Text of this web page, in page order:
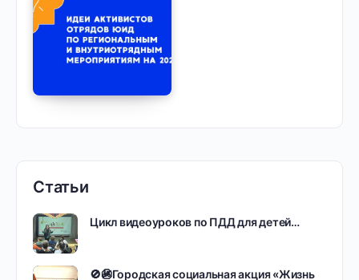
Статьи
Цикл видеоуроков по ПДД для детей…
🚫🚳Городская социальная акция «Жизнь